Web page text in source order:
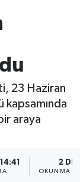
23 Haziran
kapsamında
araya
2 DK
OKUNMA